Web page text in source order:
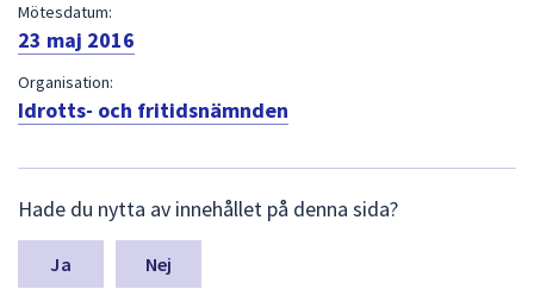
Mötesdatum:
23 maj 2016
Organisation:
Idrotts- och fritidsnämnden
ä
m
a
Hade du nytta av innehållet på denna sida?
Nej